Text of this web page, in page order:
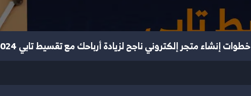
خطوات إنشاء متجر إلكتروني ناجح لزيادة أرباحك مع تقسيط تابي 2024